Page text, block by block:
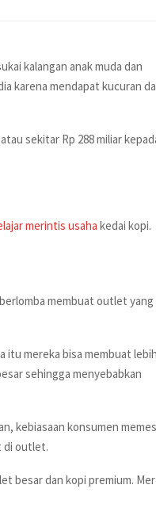
kalangan anak muda dan
karena mendapat kucuran
sekitar Rp 288 miliar
merintis usaha kedai kopi.
membuat outlet yang
itu mereka bisa membuat lebih
sehingga menyebabkan
kebiasaan konsumen
di outlet.
besar dan kopi premium.